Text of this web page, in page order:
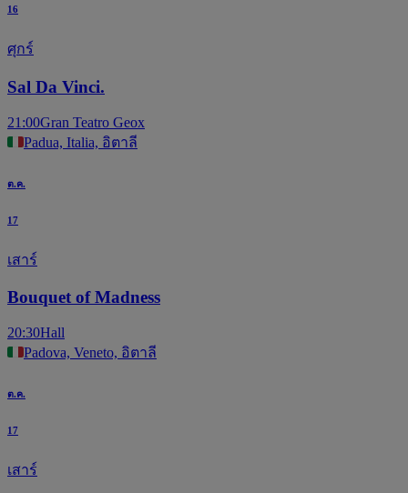
16
ศุกร์
Sal Da Vinci.
21:00Gran Teatro Geox
Padua, Italia, อิตาลี
ต.ค.
17
เสาร์
Bouquet of Madness
20:30Hall
Padova, Veneto, อิตาลี
ต.ค.
17
เสาร์